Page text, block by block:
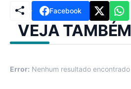
Facebook
VEJA TAMBÉM
Error: Nenhum resultado encontrado